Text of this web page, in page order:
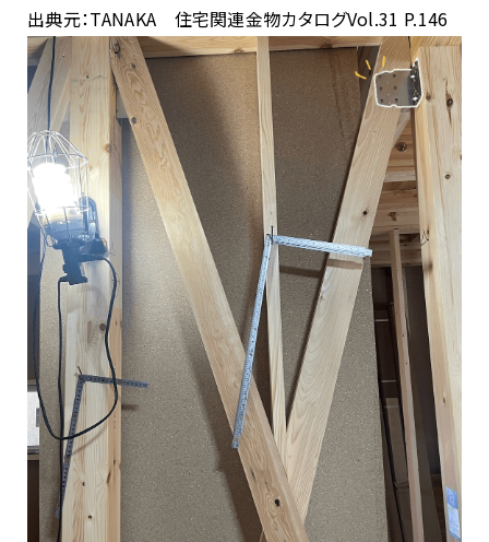
出典元：TANAKA 住宅関連金物カタログVol.31 P.146